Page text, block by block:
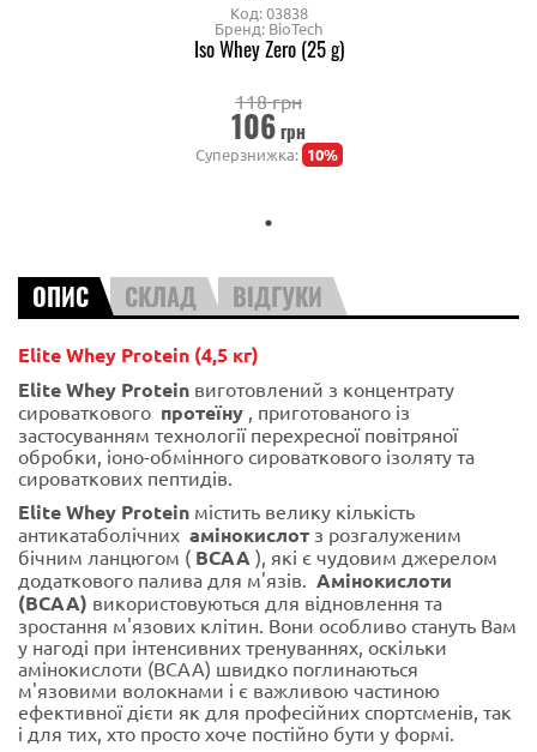
Код: 03838
Бренд: BioTech
Iso Whey Zero (25 g)
118 грн
106грн
Суперзнижка: 10%
ОПИС СКЛАД ВІДГУКИ
Elite Whey Protein (4,5 кг)
Elite Whey Protein виготовлений з концентрату
сироваткового протеїну , приготованого із
застосуванням технології перехресної повітряної
обробки, іоно-обмінного сироваткового ізоляту та
сироваткових пептидів.
Elite Whey Protein містить велику кількість
антикатаболічних амінокислот з розгалуженим
бічним ланцюгом ( ВСАА ), які є чудовим джерелом
додаткового палива для м'язів. Амінокислоти
(ВСАА) використовуються для відновлення та
зростання м'язових клітин. Вони особливо стануть Вам
у нагоді при інтенсивних тренуваннях, оскільки
амінокислоти (ВСАА) швидко поглинаються
м'язовими волокнами і є важливою частиною
ефективної дієти як для професійних спортсменів, так
і для тих, хто просто хоче постійно бути у формі.